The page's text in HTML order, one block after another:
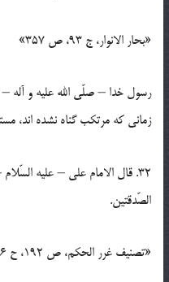
«بحار الانوار، ج 93، ص 357»
رسول خدا – صلّي الله عليه و آله
زماني كه مرتكب گناه نشده اند،
32. قال الامام علي – عليه السّلام – : الدّعاءُ للسّائل إحدَي
الصّدقتين.
«تصنيف غرر الحكم، ص 192، ح 3746»